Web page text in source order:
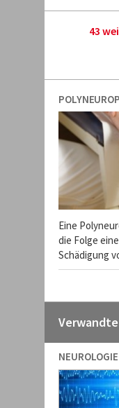
43
Eine
die Folge
Schädigung
NEUROLOGIE